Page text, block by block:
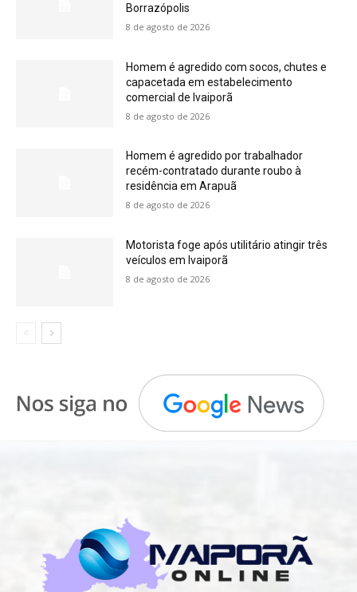
Borrazópolis
8 de agosto de 2026
Homem é agredido com socos, chutes e
capacetada em estabelecimento
comercial de Ivaiporã
8 de agosto de 2026
Homem é agredido por trabalhador
recém-contratado durante roubo à
residência em Arapuã
8 de agosto de 2026
Motorista foge após utilitário atingir três
veículos em Ivaiporã
8 de agosto de 2026